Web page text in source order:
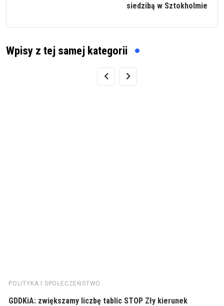
siedzibą w Sztokholmie
Wpisy z tej samej kategorii
POLITYKA I SPOŁECZEŃSTWO
GDDKiA: zwiększamy liczbę tablic STOP Zły kierunek